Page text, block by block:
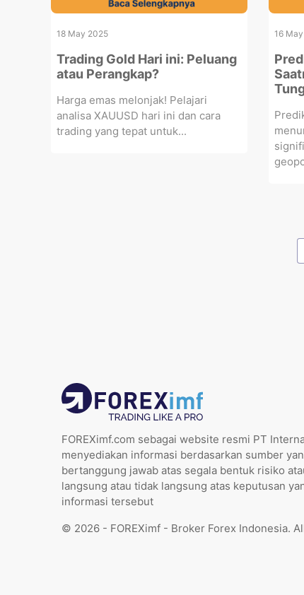
18 May 2025
Trading Gold Hari ini: Peluang
atau Perangkap?
Harga emas melonjak! Pelajari
analisa XAUUSD hari ini dan cara
trading yang tepat untuk...
16
FOREXimf.com sebagai website resmi PT
menyediakan informasi berdasarkan sumber
bertanggung jawab atas segala bentuk risiko
langsung atau tidak langsung atas keputusan
informasi tersebut
© 2026 - FOREXimf - Broker Forex Indonesia.